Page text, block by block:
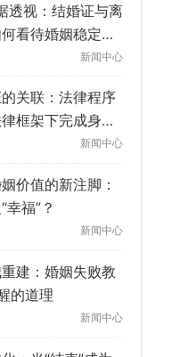
透视：结婚证与离
看待婚姻稳定
新闻中心
关联：法律程序
框架下完成身份
新闻中心
价值的新注脚：
福”？
新闻中心
建：婚姻失败教
的道理
新闻中心